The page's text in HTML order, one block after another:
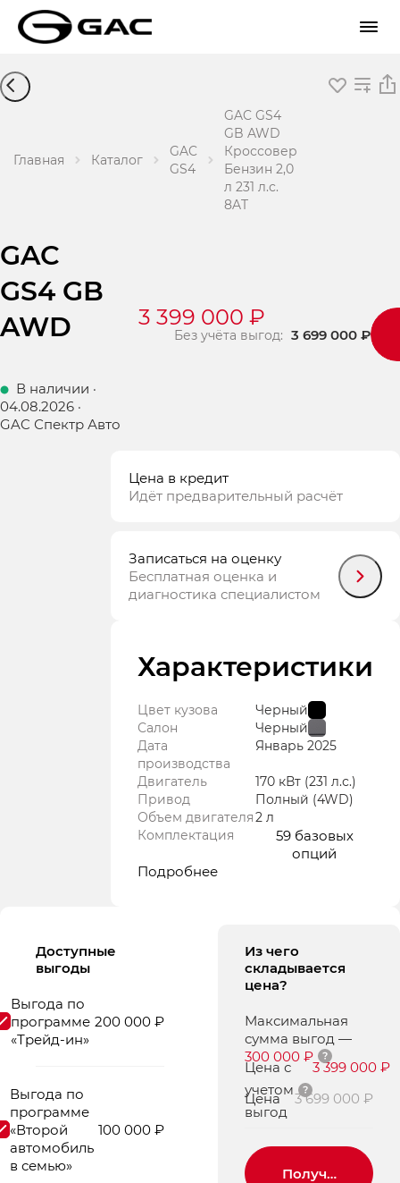
Главная Каталог
GAC
GS4
GAC GS4
GB AWD
Кроссовер
Бензин 2,0
л 231 л.с.
8AT
GAC
GS4 GB
AWD
В наличии ·
04.08.2026 ·
GAC Спектр Авто
3 399 000 ₽
Без учёта выгод: 3 699 000 ₽
Цена в кредит
Идёт предварительный расчёт
Записаться на оценку
Бесплатная оценка и
диагностика специалистом
Характеристики
Цвет кузова
Черный
Салон
Черный
Дата
производства
Январь 2025
Двигатель 170 кВт (231 л.с.)
Привод
Полный (4WD)
Объем двигателя2 л
Комплектация
59 базовых
опций
Подробнее
Доступные
выгоды
200 000 ₽
Выгода по
программе
«Трейд-ин»
100 000 ₽
Выгода по
программе
«Второй
автомобиль
в семью»
Из чего
складывается
цена?
Максимальная
сумма выгод —
300 000 ₽
Цена с
учетом
выгод
3 399 000 ₽
Цена
3 699 000 ₽
Получить